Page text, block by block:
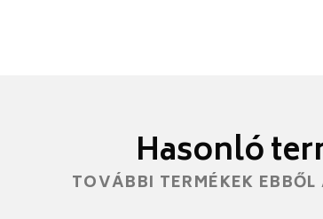
Hasonló
TOVÁBBI TERMÉKEK